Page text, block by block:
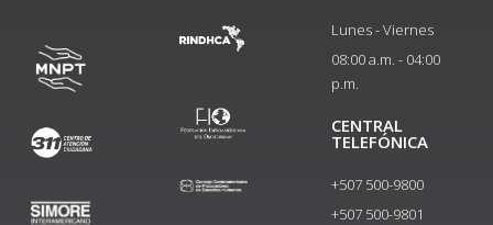
Lunes - Viernes
08:00 a.m. - 04:00
p.m.
CENTRAL
TELEFÓNICA
+507 500-9800
+507 500-9801​